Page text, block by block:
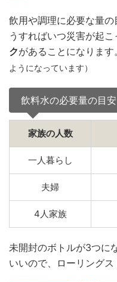
飲用や調理に必要な量の
うすればいつ災害が起こ
クがあることになります。
ようになっています）
飲料水の必要量の目安
家族の人数
一人暮らし
夫婦
4人家族
未開封のボトルが3つに
いいので、ローリングス